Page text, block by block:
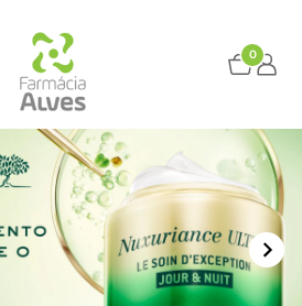
0